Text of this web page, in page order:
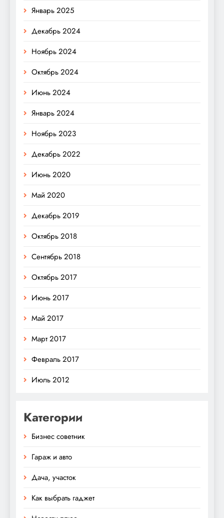
Январь 2025
Декабрь 2024
Ноябрь 2024
Октябрь 2024
Июнь 2024
Январь 2024
Ноябрь 2023
Декабрь 2022
Июнь 2020
Май 2020
Декабрь 2019
Октябрь 2018
Сентябрь 2018
Октябрь 2017
Июнь 2017
Май 2017
Март 2017
Февраль 2017
Июль 2012
Категории
Бизнес советник
Гараж и авто
Дача, участок
Как выбрать гаджет